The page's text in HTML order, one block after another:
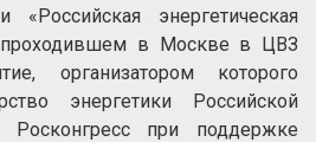
«Российская энергетическая
в Москве в ЦВЗ
организатором которого
энергетики Российской
при поддержке